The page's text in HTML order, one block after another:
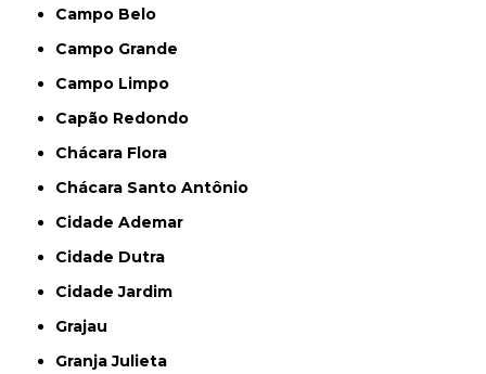
Campo Belo
Campo Grande
Campo Limpo
Capão Redondo
Chácara Flora
Chácara Santo Antônio
Cidade Ademar
Cidade Dutra
Cidade Jardim
Grajau
Granja Julieta